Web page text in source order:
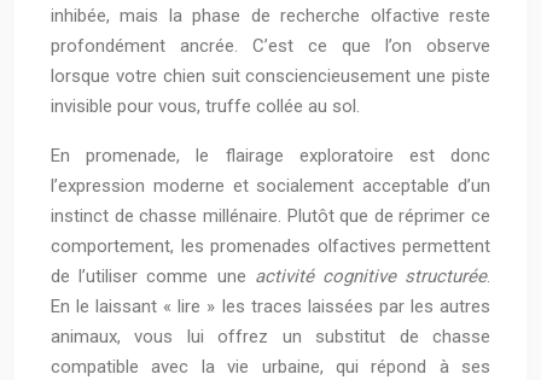
inhibée, mais la phase de recherche olfactive reste
profondément ancrée. C’est ce que l’on observe
lorsque votre chien suit consciencieusement une piste
invisible pour vous, truffe collée au sol.
En promenade, le flairage exploratoire est donc
l’expression moderne et socialement acceptable d’un
instinct de chasse millénaire. Plutôt que de réprimer ce
comportement, les promenades olfactives permettent
de l’utiliser comme une activité cognitive structurée.
En le laissant « lire » les traces laissées par les autres
animaux, vous lui offrez un substitut de chasse
compatible avec la vie urbaine, qui répond à ses